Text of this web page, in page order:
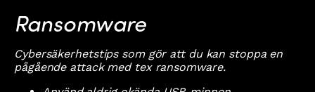
Ransomware
Cybersäkerhetstips som gör att du kan stoppa en
pågående attack med tex ransomware.